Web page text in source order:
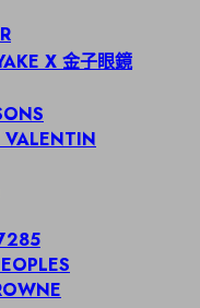
X 金子眼鏡